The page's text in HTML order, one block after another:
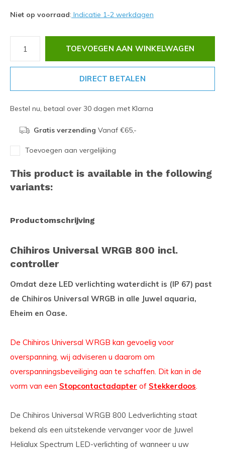
Niet op voorraad: Indicatie 1-2 werkdagen
TOEVOEGEN AAN WINKELWAGEN
DIRECT BETALEN
Bestel nu, betaal over 30 dagen met Klarna
Gratis verzending Vanaf €65,-
Toevoegen aan vergelijking
This product is available in the following
variants:
Productomschrijving
Chihiros Universal WRGB 800 incl.
controller
Omdat deze LED verlichting waterdicht is (IP 67) past
de Chihiros Universal WRGB in alle Juwel aquaria,
Eheim en Oase.
De Chihiros Universal WRGB kan gevoelig voor
overspanning, wij adviseren u daarom om
overspanningsbeveiliging aan te schaffen. Dit kan in de
vorm van een Stopcontactadapter of Stekkerdoos.
De Chihiros Universal WRGB 800 Ledverlichting staat
bekend als een uitstekende vervanger voor de Juwel
Helialux Spectrum LED-verlichting of wanneer u uw